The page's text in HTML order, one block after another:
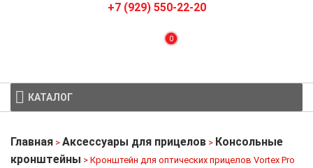
0
+7 (929) 550-22-20
КАТАЛОГ
Главная > Аксессуары для прицелов > Консольные
кронштейны > Кронштейн для оптических прицелов Vortex Pro